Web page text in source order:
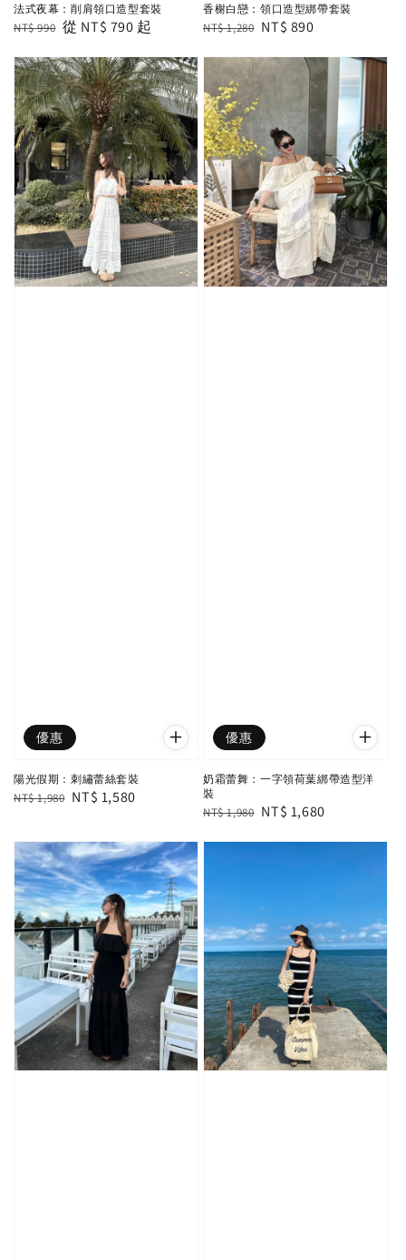
法式夜幕：削肩領口造型套裝
Regular
NT$ 990 Sale
從 NT$ 790 起
香榭白戀：領口造型綁帶套裝
Regular
NT$ 1,280 Sale
NT$ 890
優惠
陽光假期：刺繡蕾絲套裝
Regular
NT$ 1,980 Sale
NT$ 1,580
優惠
奶霜蕾舞：一字領荷葉綁帶造型洋
裝
Regular
NT$ 1,980 Sale
NT$ 1,680